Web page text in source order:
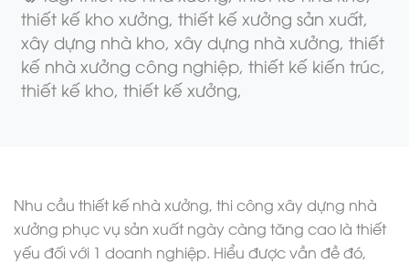
thiết kế kho xưởng, thiết kế xưởng sản xuất,
xây dựng nhà kho, xây dựng nhà xưởng, thiết
kế nhà xưởng công nghiệp, thiết kế kiến trúc,
thiết kế kho, thiết kế xưởng,
Nhu cầu thiết kế nhà xưởng, thi công xây dựng nhà
xưởng phục vụ sản xuất ngày càng tăng cao là thiết
yếu đối với 1 doanh nghiệp. Hiểu được vần đề đó,